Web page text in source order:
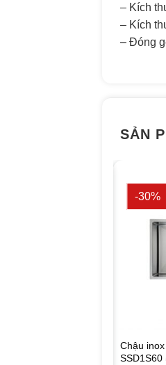
– Kích
– Kích
– Đóng
SẢN
-30%
Chậu
SSD1S60